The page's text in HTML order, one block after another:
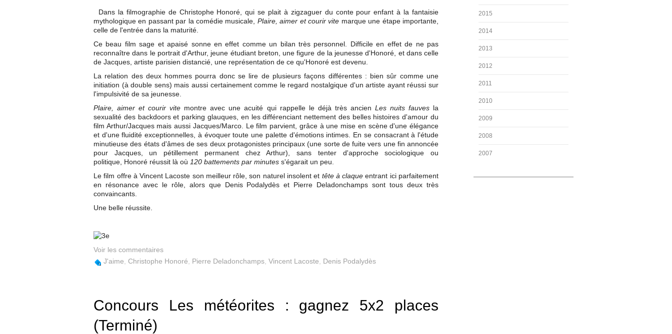
Dans la filmographie de Christophe Honoré, qui se plait à zigzaguer du conte pour enfant à la fantaisie
mythologique en passant par la comédie musicale, Plaire, aimer et courir vite marque une étape importante,
celle de l'entrée dans la maturité.
Ce beau film sage et apaisé sonne en effet comme un bilan très personnel. Difficile en effet de ne pas
reconnaître dans le portrait d'Arthur, jeune étudiant breton, une figure de la jeunesse d'Honoré, et dans celle
de Jacques, artiste parisien distancié, une représentation de ce qu'Honoré est devenu.
La relation des deux hommes pourra donc se lire de plusieurs façons différentes : bien sûr comme une
initiation (à double sens) mais aussi certainement comme le regard nostalgique d'un artiste ayant réussi sur
l'impulsivité de sa jeunesse.
Plaire, aimer et courir vite montre avec une acuité qui rappelle le déjà très ancien Les nuits fauvesla
sexualité des backdoors et parking glauques, en les différenciant nettement des belles histoires d'amour du
film Arthur/Jacques mais aussi Jacques/Marco. Le film parvient, grâce à une mise en scène d'une élégance
et d'une fluidité exceptionnelles, à évoquer toute une palette d'émotions intimes. En se consacrant à l'étude
minutieuse des états d'âmes de ses deux protagonistes principaux (une sorte de fuite vers une fin annoncée
pour Jacques, un pétillement permanent chez Arthur), sans tenter d'approche sociologique ou
politique, Honoré réussit là où 120 battements par minutes s'égarait un peu.
Le film offre à Vincent Lacoste son meilleur rôle, son naturel insolent et tête à claque entrant ici parfaitement
en résonance avec le rôle, alors que Denis Podalydès et Pierre Deladonchamps sont tous deux très
convaincants.
Une belle réussite.
Voir les commentaires
J'aime Christophe Honoré Pierre Deladonchamps Vincent Lacoste Denis Podalydès
Concours Les météorites : gagnez 5x2 places
(Terminé)
2015
2014
2013
2012
2011
2010
2009
2008
2007